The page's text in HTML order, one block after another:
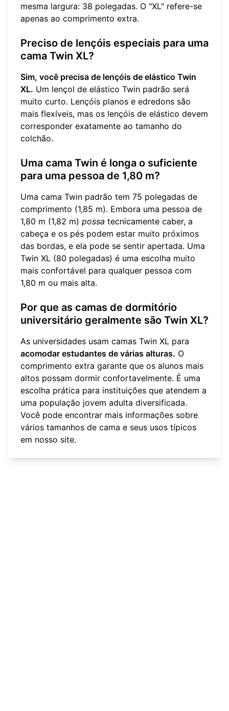
mesma largura: 38 polegadas. O "XL" refere-se
apenas ao comprimento extra.
Preciso de lençóis especiais para uma
cama Twin XL?
Sim, você precisa de lençóis de elástico Twin
XL. Um lençol de elástico Twin padrão será
muito curto. Lençóis planos e edredons são
mais flexíveis, mas os lençóis de elástico devem
corresponder exatamente ao tamanho do
colchão.
Uma cama Twin é longa o suficiente
para uma pessoa de 1,80 m?
Uma cama Twin padrão tem 75 polegadas de
comprimento (1,85 m). Embora uma pessoa de
1,80 m (1,82 m) possa tecnicamente caber, a
cabeça e os pés podem estar muito próximos
das bordas, e ela pode se sentir apertada. Uma
Twin XL (80 polegadas) é uma escolha muito
mais confortável para qualquer pessoa com
1,80 m ou mais alta.
Por que as camas de dormitório
universitário geralmente são Twin XL?
As universidades usam camas Twin XL para
acomodar estudantes de várias alturas. O
comprimento extra garante que os alunos mais
altos possam dormir confortavelmente. É uma
escolha prática para instituições que atendem a
uma população jovem adulta diversificada.
Você pode encontrar mais informações sobre
vários tamanhos de cama e seus usos típicos
em nosso site.